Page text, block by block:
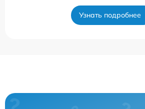
Узнать подробнее